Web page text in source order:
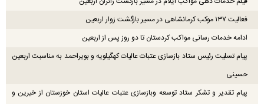
فعالیت ۱۳۷ موکب کرمانشاهی در مسیر بازگشت زوار اربعین
ادامه خدمات رسانی مواکب کردستان تا دو روز پس از اربعین
پیام تسلیت رئیس ستاد بازسازی عتبات عالیات کهگیلویه و بویراحمد به مناسبت اربعین
حسینی
پیام تقدیر و تشکر ستاد توسعه وبازسازی عتبات عالیات استان خوزستان از خیرین و